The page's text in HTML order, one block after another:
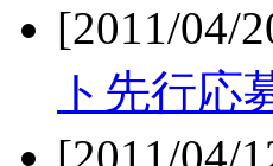
[2011/04/
ト先行応
[2011/04/